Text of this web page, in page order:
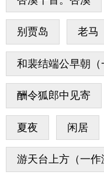
别贾岛 老马
和裴结端公早朝（
酬令狐郎中见寄
夏夜 闲居
游天台上方（一作